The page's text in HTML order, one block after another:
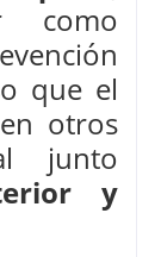
como
que el
otros
junto
y